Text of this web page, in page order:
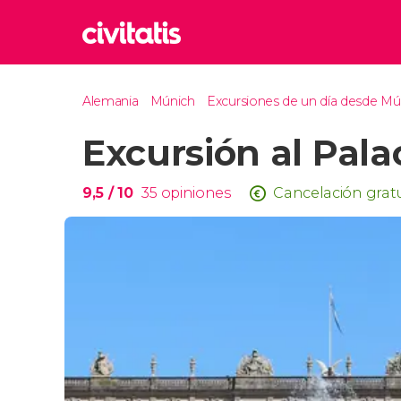
Roma
Italia
Reino
Alemania Múnich Excursiones de un día desde
Excursión al
9,5 / 10 35 opiniones Cancelación